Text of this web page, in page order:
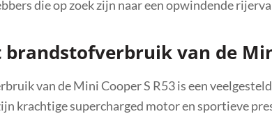
die op zoek zijn naar een opwindende
brandstofverbruik van de
van de Mini Cooper S R53 is een
krachtige supercharged motor en sportieve